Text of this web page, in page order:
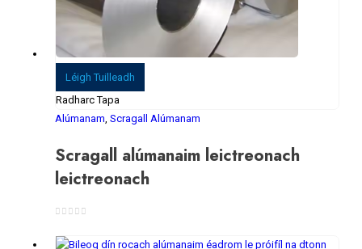
Léigh Tuilleadh
Radharc Tapa
Alúmanam Scragall Alúmanam
Scragall alúmanaim leictreonach
leictreonach